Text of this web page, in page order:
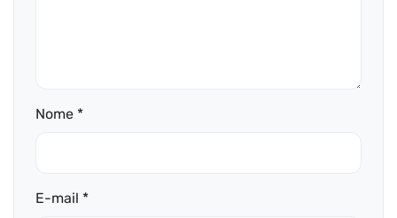
Nome *
E-mail *